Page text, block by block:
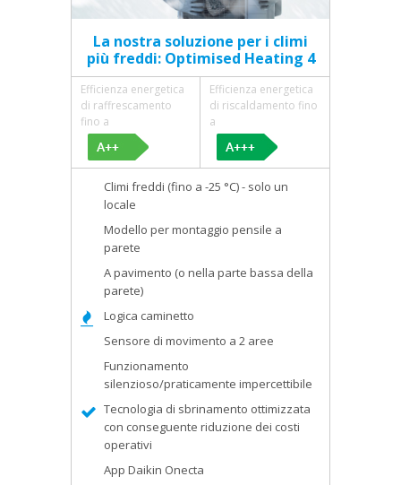
La nostra soluzione per i climi
più freddi: Optimised Heating 4
Efficienza energetica
di raffrescamento
fino a
Efficienza energetica
di riscaldamento fino
a
Climi freddi (fino a -25 °C) - solo un
locale
Modello per montaggio pensile a
parete
A pavimento (o nella parte bassa della
parete)
Logica caminetto
Sensore di movimento a 2 aree
Funzionamento
silenzioso/praticamente impercettibile
Tecnologia di sbrinamento ottimizzata
con conseguente riduzione dei costi
operativi
App Daikin Onecta